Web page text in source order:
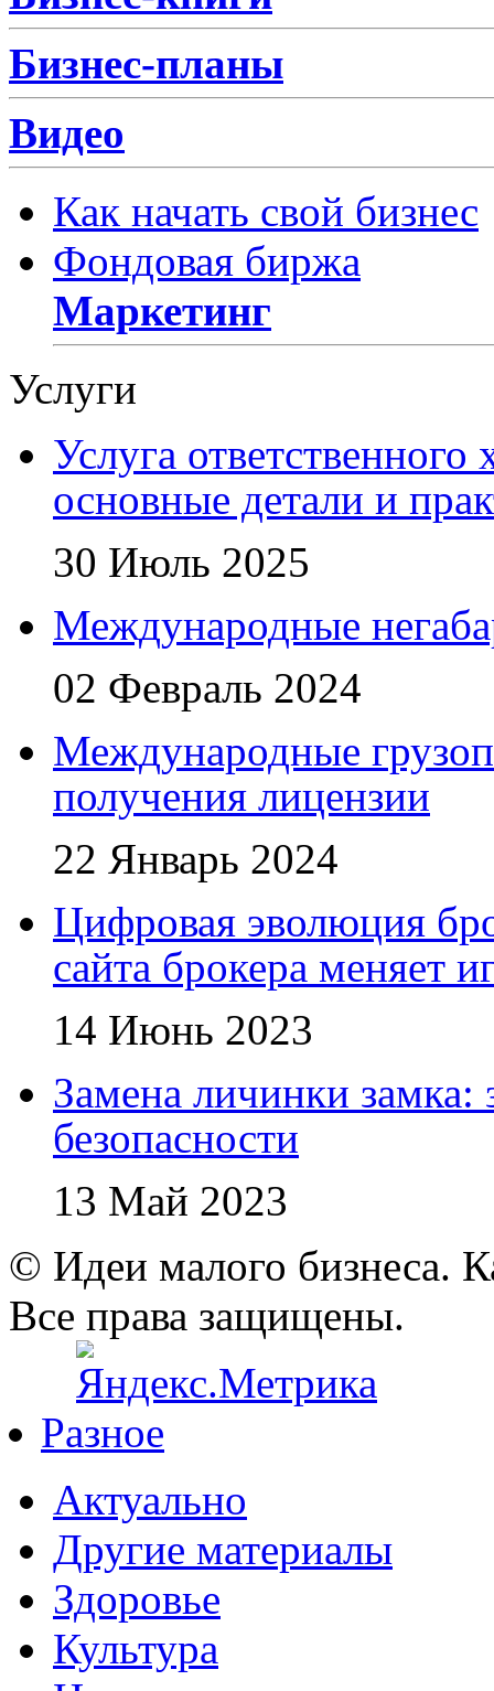
Бизнес-планы
Видео
Как начать свой бизнес
Фондовая биржа
Маркетинг
Услуги
Услуга
основные детали и
30 Июль 2025
Международные
02 Февраль 2024
Международные
получения лицензии
22 Январь 2024
Цифровая эволюция
сайта брокера меняет
14 Июнь 2023
Замена личинки замка:
безопасности
13 Май 2023
© Идеи малого бизнеса.
Все права защищены.
Разное
Актуально
Другие материалы
Здоровье
Культура